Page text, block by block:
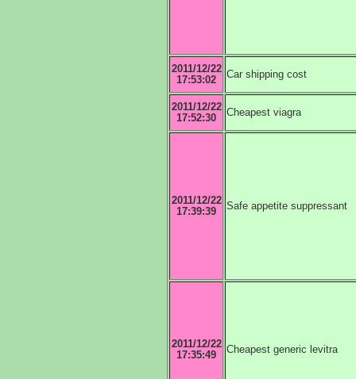
2011/12/22
17:53:02
Car shipping cost
2011/12/22
17:52:30
Cheapest viagra
2011/12/22
17:39:39
Safe appetite suppressant
2011/12/22
17:35:49
Cheapest generic levitra